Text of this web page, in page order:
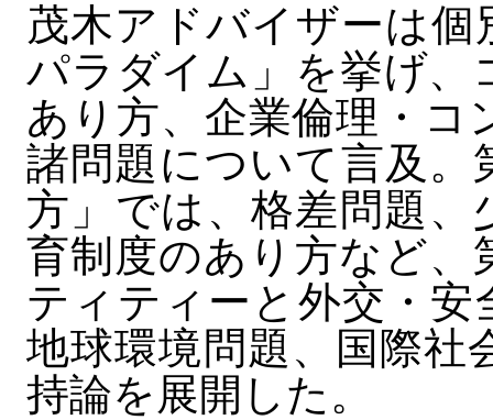
茂木アドバイザーは
パラダイム」を挙げ、
あり方、企業倫理・
諸問題について言及。
方」では、格差問題、
育制度のあり方など、
ティティーと外交・
地球環境問題、国際社
持論を展開した。